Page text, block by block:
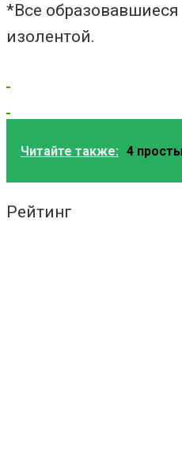
*Все
изолентой.
Читайте также: 4
Рейтинг